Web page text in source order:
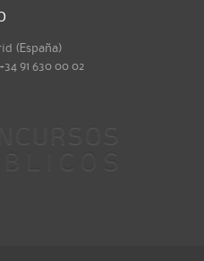
(España)
+34 91 630 00 02